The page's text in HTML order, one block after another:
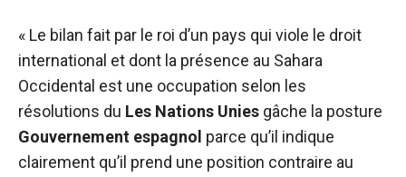
« Le bilan fait par le roi d’un pays qui viole le droit
international et dont la présence au Sahara
Occidental est une occupation selon les
résolutions du Les Nations Unies gâche la posture
Gouvernement espagnol parce qu’il indique
clairement qu’il prend une position contraire au